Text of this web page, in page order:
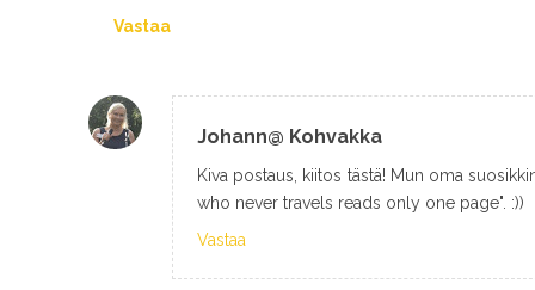
Vastaa
Johann@ Kohvakka
Kiva postaus, kiitos tästä! Mun oma
who never travels reads only one page". :))
Vastaa